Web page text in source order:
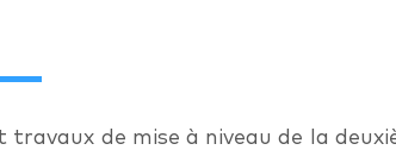
travaux de mise à niveau de la